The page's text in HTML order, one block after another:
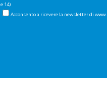
e 14)
Acconsento a ricevere la newsletter di